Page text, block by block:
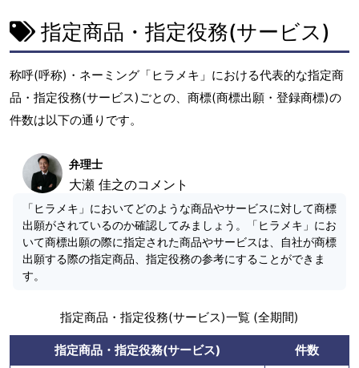
指定商品・指定役務(サービス)
称呼(呼称)・ネーミング「ヒラメキ」における代表的な指定商
品・指定役務(サービス)ごとの、商標(商標出願・登録商標)の
件数は以下の通りです。
弁理士
大瀬 佳之のコメント
「ヒラメキ」においてどのような商品やサービスに対して商標
出願がされているのか確認してみましょう。「ヒラメキ」にお
いて商標出願の際に指定された商品やサービスは、自社が商標
出願する際の指定商品、指定役務の参考にすることができま
す。
指定商品・指定役務(サービス)一覧 (全期間)
指定商品・指定役務(サービス)
件数